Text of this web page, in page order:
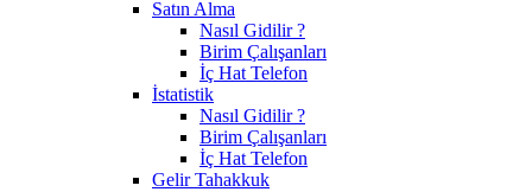
Satın Alma
Nasıl Gidilir ?
Birim Çalışanları
İç Hat Telefon
İstatistik
Nasıl Gidilir ?
Birim Çalışanları
İç Hat Telefon
Gelir Tahakkuk